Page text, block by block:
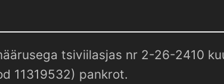
tsiviilasjas nr 2-26-2410
11319532) pankrot.